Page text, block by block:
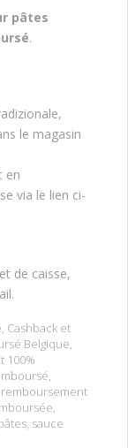
pâtes
.
le magasin
en
via le lien ci-
de caisse,
, Cashback et
Belgique,
100%
,
remboursement
,
, sauce